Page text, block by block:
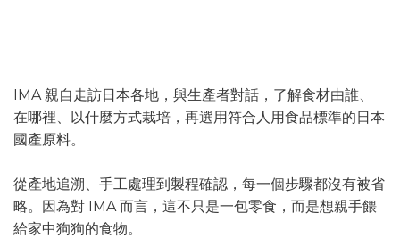
IMA 親自走訪日本各地，與生產者對話，了解食材由誰、
在哪裡、以什麼方式栽培，再選用符合人用食品標準的日本
國產原料。
從產地追溯、手工處理到製程確認，每一個步驟都沒有被省
略。因為對 IMA 而言，這不只是一包零食，而是想親手餵
給家中狗狗的食物。